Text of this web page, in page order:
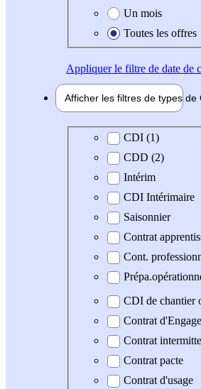
Un mois
Toutes les offres
Appliquerle filtre de date de
Afficher les filtres de types de
Type de contrat
CDI (1)
CDD (2)
Intérim
CDI Intérimaire
Saisonnier
Contrat
Cont.
CDI de chantier
Contrat
Contrat
Contrat pacte
Contrat d'usage